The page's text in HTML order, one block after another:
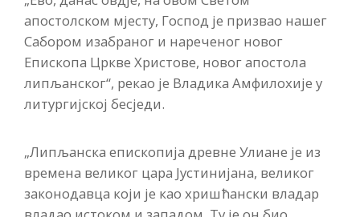
апостолском мјесту, Господ је призвао нашег
Сабором изабраног и нареченог новог
Епископа Цркве Христове, новог апостола
липљанског“, рекао је Владика Амфилохије у
литургијској бесједи.
„Липљанска епископија древне Улиане је из
времена великог цара Јустинијана, великог
законодавца који је као хришћански владар